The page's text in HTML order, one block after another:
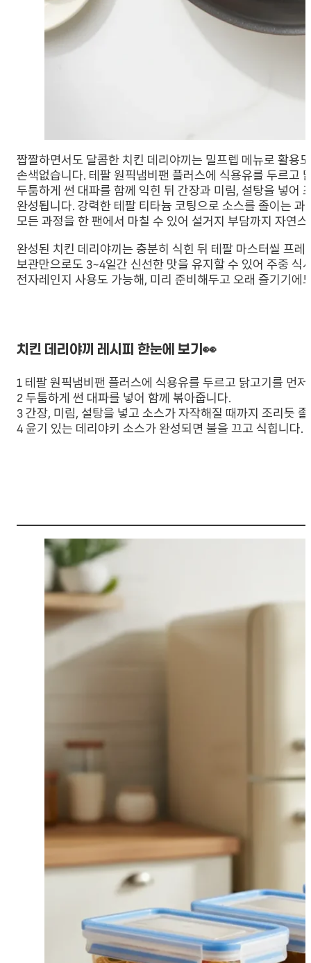
짭짤하면서도 달콤한 치킨 데리야끼는 밀프렙 메뉴로 활용
손색없습니다. 테팔 원픽냄비팬 플러스에 식용유를 두르고
두툼하게 썬 대파를 함께 익힌 뒤 간장과 미림, 설탕을 넣어
완성됩니다. 강력한 테팔 티타늄 코팅으로 소스를 졸이는
모든 과정을 한 팬에서 마칠 수 있어 설거지 부담까지 자연
완성된 치킨 데리야끼는 충분히 식힌 뒤 테팔 마스터씰 프
보관만으로도 3~4일간 신선한 맛을 유지할 수 있어 주중 식
전자레인지 사용도 가능해, 미리 준비해두고 오래 즐기기에
치킨 데리야끼 레시피 한눈에 보기👀
1 테팔 원픽냄비팬 플러스에 식용유를 두르고 닭고기를 먼
2 두툼하게 썬 대파를 넣어 함께 볶아줍니다.
3 간장, 미림, 설탕을 넣고 소스가 자작해질 때까지 조리듯
4 윤기 있는 데리야키 소스가 완성되면 불을 끄고 식힙니다.